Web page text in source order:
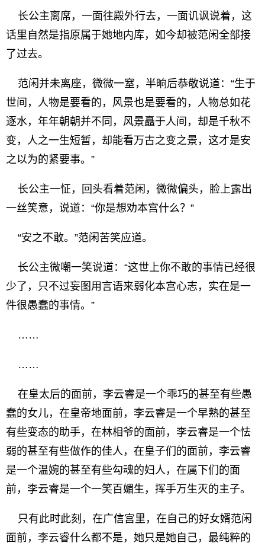
长公主离席，一面往殿外行去，一面讥讽说着，这
话里自然是指原属于她地内库，如今却被范闲全部接
了过去。
范闲并未离座，微微一窒，半晌后恭敬说道：“生于
世间，人物是要看的，风景也是要看的，人物总如花
逐水，年年朝朝并不同，风景矗于人间，却是千秋不
变，人之一生短暂，却能看万古之变之景，这才是安
之以为的紧要事。”
长公主一怔，回头看着范闲，微微偏头，脸上露出
一丝笑意，说道：“你是想劝本宫什么？”
“安之不敢。”范闲苦笑应道。
长公主微嘲一笑说道：“这世上你不敢的事情已经很
少了，只不过妄图用言语来弱化本宫心志，实在是一
件很愚蠢的事情。”
……
……
在皇太后的面前，李云睿是一个乖巧的甚至有些愚
蠢的女儿，在皇帝地面前，李云睿是一个早熟的甚至
有些变态的助手，在林相爷的面前，李云睿是一个怯
弱的甚至有些做作的佳人，在皇子们的面前，李云睿
是一个温婉的甚至有些勾魂的妇人，在属下们的面
前，李云睿是一个一笑百媚生，挥手万生灭的主子。
只有此时此刻，在广信宫里，在自己的好女婿范闲
面前，李云睿什么都不是，她只是她自己，最纯粹的